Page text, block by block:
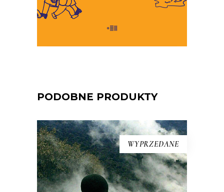
E-BOOK DO KOSZYKA
PODOBNE PRODUKTY
WYPRZEDANE
MARTWA DOLINA